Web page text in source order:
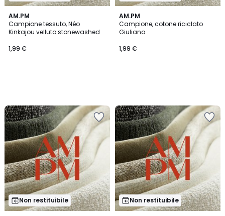
AM.PM
Campione tessuto, Néo
Kinkajou velluto stonewashed
1,99 €
AM.PM
Campione, cotone riciclato
Giuliano
1,99 €
Non restituibile Non restituibile